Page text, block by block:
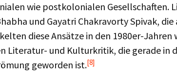
wie postkolonialen Gesellschaften.
und Gayatri Chakravorty Spivak, die
diese Ansätze in den 1980er-Jahren
und Kulturkritik, die gerade in
geworden ist.[8]